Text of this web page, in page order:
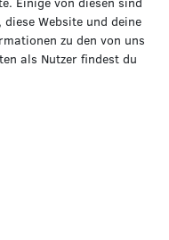
Benz
Marken
Website und deine
zu den von uns
als Nutzer findest du